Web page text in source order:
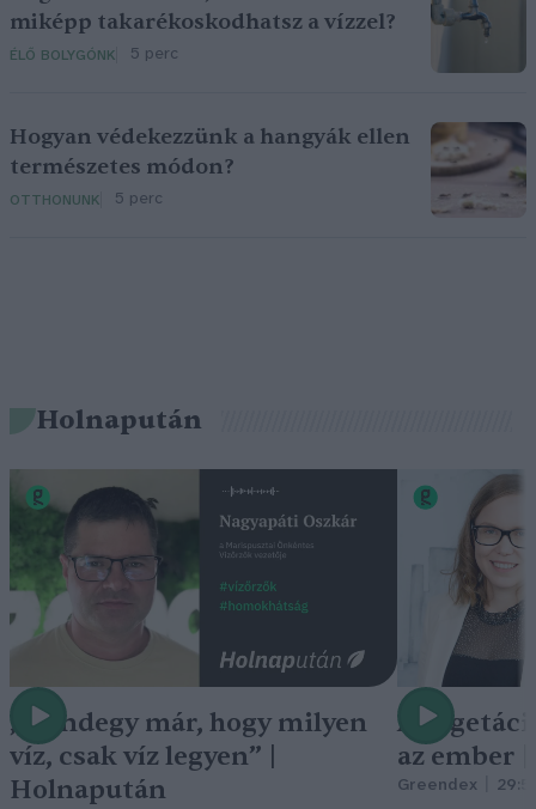
miképp takarékoskodhatsz a vízzel?
ÉLŐ BOLYGÓNK 5 perc
Hogyan védekezzünk a hangyák ellen
természetes módon?
OTTHONUNK 5 perc
Holnapután
„Mindegy már, hogy milyen
víz, csak víz legyen” |
Holnapután
A
az ember
Greendex